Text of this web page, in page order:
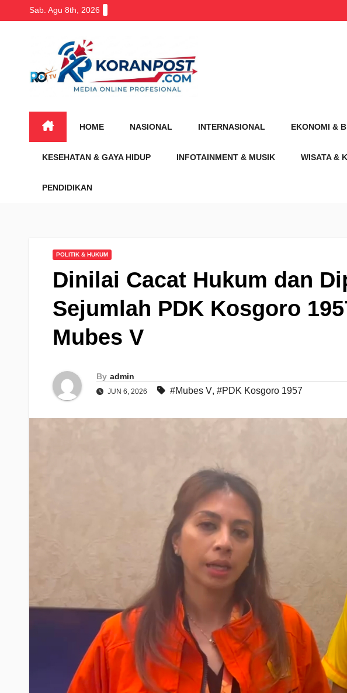
Sab. Agu 8th, 2026
HOME NASIONAL INTERNASIONAL EKONOMI &
KESEHATAN & GAYA HIDUP INFOTAINMENT & MUSIK WISATA &
PENDIDIKAN
POLITIK & HUKUM
Dinilai Cacat Hukum dan
Sejumlah PDK Kosgoro
Mubes V
By admin
JUN 6, 2026 #Mubes V, #PDK Kosgoro 1957